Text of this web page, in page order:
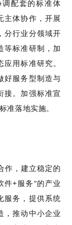
调配套的标准体
体协作， 开展
分行业分领域开
等标准研制，加
用标准研究。
好服务型制造与
接。 加强标准宣
准落地实施。
作，建立稳定的
件+ 服务”的产业
服务，提供系统
，推动中小企业